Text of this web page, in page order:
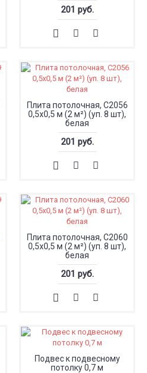
201 руб.
Плита потолочная, С2056
0,5x0,5 м (2 м²) (уп. 8 шт),
белая
201 руб.
Плита потолочная, С2060
0,5x0,5 м (2 м²) (уп. 8 шт),
белая
201 руб.
Подвес к подвесному
потолку 0,7 м